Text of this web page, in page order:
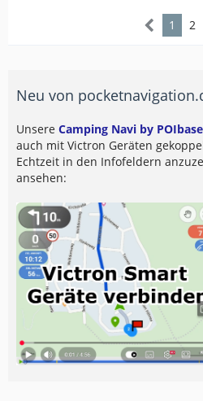
1 2
Neu von
Unsere Camping Navi by
auch mit Victron Geräten
Echtzeit in den Infofeldern
ansehen: